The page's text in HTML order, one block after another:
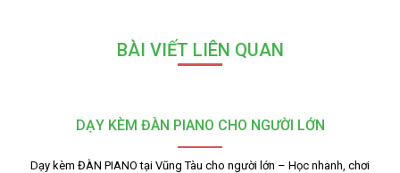
BÀI VIẾT LIÊN QUAN
DẠY KÈM ĐÀN PIANO CHO NGƯỜI LỚN
Dạy kèm ĐÀN PIANO tại Vũng Tàu cho người lớn – Học nhanh, chơi